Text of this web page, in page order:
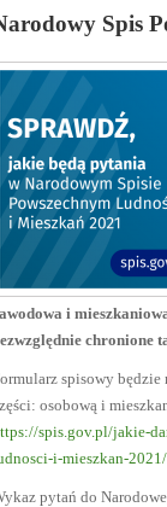
Spis
i
chronione
spisowy
osobową i
spis.gov.pl/jakie-
i-mieszkan-2021/
pytań do